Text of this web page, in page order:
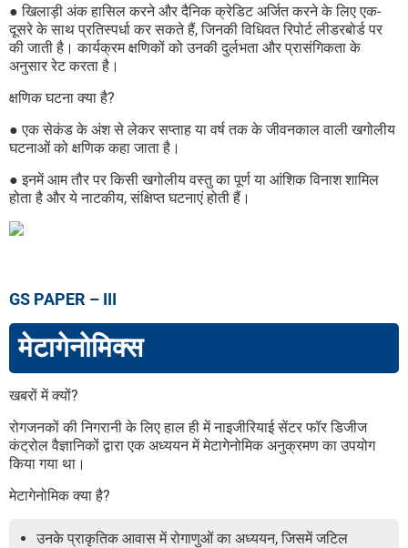
● खिलाड़ी अंक हासिल करने और दैनिक क्रेडिट अर्जित करने के लिए एक-
दूसरे के साथ प्रतिस्पर्धा कर सकते हैं, जिनकी विधिवत रिपोर्ट लीडरबोर्ड पर
की जाती है। कार्यक्रम क्षणिकों को उनकी दुर्लभता और प्रासंगिकता के
अनुसार रेट करता है।
क्षणिक घटना क्या है?
● एक सेकंड के अंश से लेकर सप्ताह या वर्ष तक के जीवनकाल वाली खगोलीय
घटनाओं को क्षणिक कहा जाता है।
● इनमें आम तौर पर किसी खगोलीय वस्तु का पूर्ण या आंशिक विनाश शामिल
होता है और ये नाटकीय, संक्षिप्त घटनाएं होती हैं।
GS PAPER – III
मेटागेनोमिक्स
खबरों में क्यों?
रोगजनकों की निगरानी के लिए हाल ही में नाइजीरियाई सेंटर फॉर डिजीज
कंट्रोल वैज्ञानिकों द्वारा एक अध्ययन में मेटागेनोमिक अनुक्रमण का उपयोग
किया गया था।
मेटागेनोमिक क्या है?
उनके प्राकृतिक आवास में रोगाणुओं का अध्ययन, जिसमें जटिल